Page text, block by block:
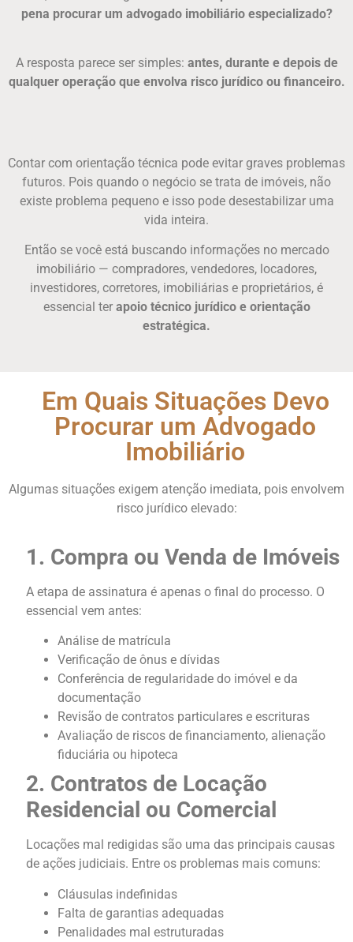
pena procurar um advogado imobiliário especializado?
A resposta parece ser simples: antes, durante e depois de
qualquer operação que envolva risco jurídico ou financeiro.
Contar com orientação técnica pode evitar graves problemas
futuros. Pois quando o negócio se trata de imóveis, não
existe problema pequeno e isso pode desestabilizar uma
vida inteira.
Então se você está buscando informações no mercado
imobiliário — compradores, vendedores, locadores,
investidores, corretores, imobiliárias e proprietários, é
essencial ter apoio técnico jurídico e orientação
estratégica.
Em Quais Situações Devo
Procurar um Advogado
Imobiliário
Algumas situações exigem atenção imediata, pois envolvem
risco jurídico elevado:
1. Compra ou Venda de Imóveis
A etapa de assinatura é apenas o final do processo. O
essencial vem antes:
Análise de matrícula
Verificação de ônus e dívidas
Conferência de regularidade do imóvel e da
documentação
Revisão de contratos particulares e escrituras
Avaliação de riscos de financiamento, alienação
fiduciária ou hipoteca
2. Contratos de Locação
Residencial ou Comercial
Locações mal redigidas são uma das principais causas
de ações judiciais. Entre os problemas mais comuns:
Cláusulas indefinidas
Falta de garantias adequadas
Penalidades mal estruturadas